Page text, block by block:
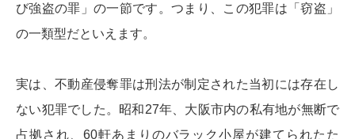
び強盗の罪」の一節です。つまり、この犯罪は「窃盗」
の一類型だといえます。
実は、不動産侵奪罪は刑法が制定された当初には存在し
ない犯罪でした。昭和27年、大阪市内の私有地が無断で
占拠され、60軒あまりのバラック小屋が建てられたた